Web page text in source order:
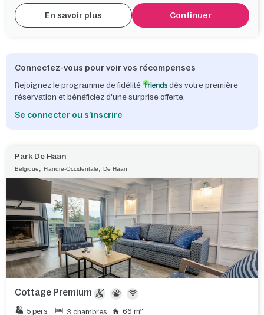
En savoir plus Continuer
Connectez-vous pour voir vos récompenses
Rejoignez le programme de fidélité
dès votre première
réservation et bénéficiez d'une surprise offerte.
Se connecter ou s’inscrire
Park De Haan
Belgique Flandre-Occidentale De Haan
Cottage Premium
5 pers. 3 chambres 66 m²